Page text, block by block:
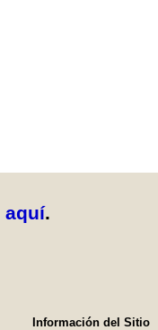
aquí.
Información del Sitio